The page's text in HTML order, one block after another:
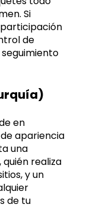
Si
de
en
apariencia
una
realiza
y un
de tu